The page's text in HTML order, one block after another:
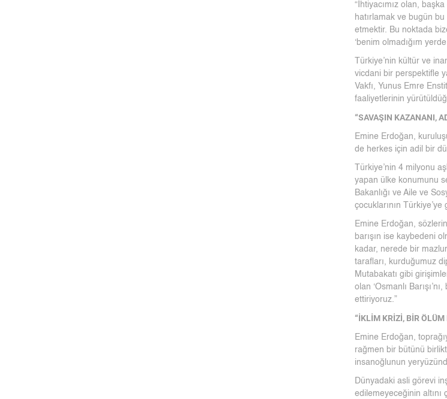
“İhtiyacımız olan,
hatırlamak ve bugün
etmektir. Bu noktada
‘benim olmadığım
Türkiye’nin kültür ve
vicdani bir perspektifle
Vakfı, Yunus Emre
faaliyetlerinin
“SAVAŞIN KAZANANI,
Emine Erdoğan,
de herkes için adil bir
Türkiye’nin 4 milyonu
yapan ülke konumunu
Bakanlığı ve Aile ve
çocuklarının
Emine Erdoğan,
barışın ise kaybedeni
kadar, nerede bir
tarafları, kurduğumuz
Mutabakatı gibi
olan ‘Osmanlı
ettiriyoruz.”
“İKLİM KRİZİ, BİR
Emine Erdoğan,
rağmen bir bütünü
insanoğlunun
Dünyadaki asli görevi
edilemeyeceğinin